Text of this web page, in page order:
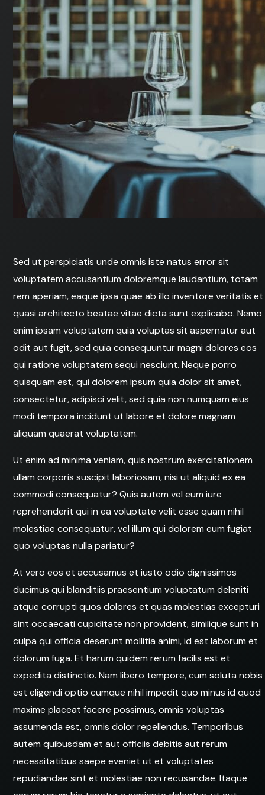
Sed ut perspiciatis unde omnis iste natus error sit
voluptatem accusantium doloremque laudantium, totam
rem aperiam, eaque ipsa quae ab illo inventore veritatis et
quasi architecto beatae vitae dicta sunt explicabo. Nemo
enim ipsam voluptatem quia voluptas sit aspernatur aut
odit aut fugit, sed quia consequuntur magni dolores eos
qui ratione voluptatem sequi nesciunt. Neque porro
quisquam est, qui dolorem ipsum quia dolor sit amet,
consectetur, adipisci velit, sed quia non numquam eius
modi tempora incidunt ut labore et dolore magnam
aliquam quaerat voluptatem.
Ut enim ad minima veniam, quis nostrum exercitationem
ullam corporis suscipit laboriosam, nisi ut aliquid ex ea
commodi consequatur? Quis autem vel eum iure
reprehenderit qui in ea voluptate velit esse quam nihil
molestiae consequatur, vel illum qui dolorem eum fugiat
quo voluptas nulla pariatur?
At vero eos et accusamus et iusto odio dignissimos
ducimus qui blanditiis praesentium voluptatum deleniti
atque corrupti quos dolores et quas molestias excepturi
sint occaecati cupiditate non provident, similique sunt in
culpa qui officia deserunt mollitia animi, id est laborum et
dolorum fuga. Et harum quidem rerum facilis est et
expedita distinctio. Nam libero tempore, cum soluta nobis
est eligendi optio cumque nihil impedit quo minus id quod
maxime placeat facere possimus, omnis voluptas
assumenda est, omnis dolor repellendus. Temporibus
autem quibusdam et aut officiis debitis aut rerum
necessitatibus saepe eveniet ut et voluptates
repudiandae sint et molestiae non recusandae. Itaque